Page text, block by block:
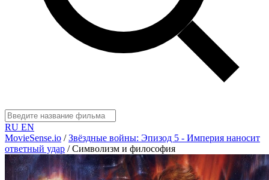
RU EN
MovieSense.io / Звёздные войны: Эпизод 5 - Империя наносит
ответный удар / Символизм и философия